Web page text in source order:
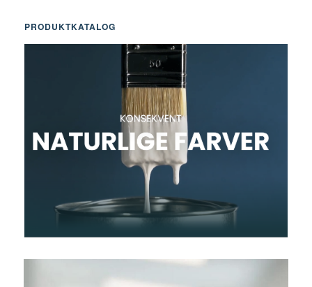
PRODUKTKATALOG